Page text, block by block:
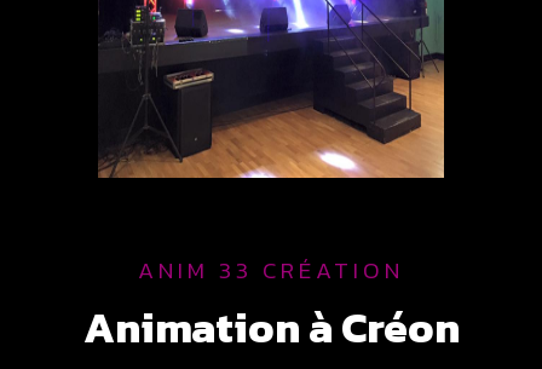
ANIM 33 CRÉATION
animation à Créon